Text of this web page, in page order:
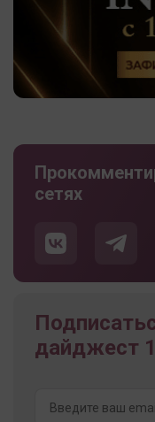
сетях
дайджест